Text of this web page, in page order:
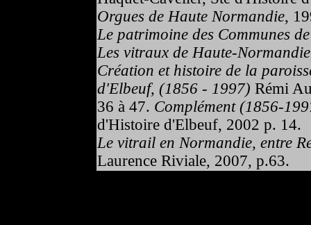
Orgues de Haute Normandie,
Le patrimoine des Communes
Les vitraux de Haute-Normandie
Création et histoire de la
d'Elbeuf, (1856 - 1997) Rémi
36 à 47. Complément (1856-
d'Histoire d'Elbeuf, 2002 p. 14.
Le vitrail en Normandie, entre
Laurence Riviale, 2007, p.63.